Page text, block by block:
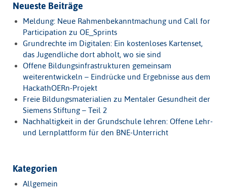
Neueste Beiträge
Meldung: Neue Rahmenbekanntmachung und Call for
Participation zu OE_Sprints
Grundrechte im Digitalen: Ein kostenloses Kartenset,
das Jugendliche dort abholt, wo sie sind
Offene Bildungsinfrastrukturen gemeinsam
weiterentwickeln – Eindrücke und Ergebnisse aus dem
HackathOERn-Projekt
Freie Bildungsmaterialien zu Mentaler Gesundheit der
Siemens Stiftung – Teil 2
Nachhaltigkeit in der Grundschule lehren: Offene Lehr-
und Lernplattform für den BNE-Unterricht
Kategorien
Allgemein